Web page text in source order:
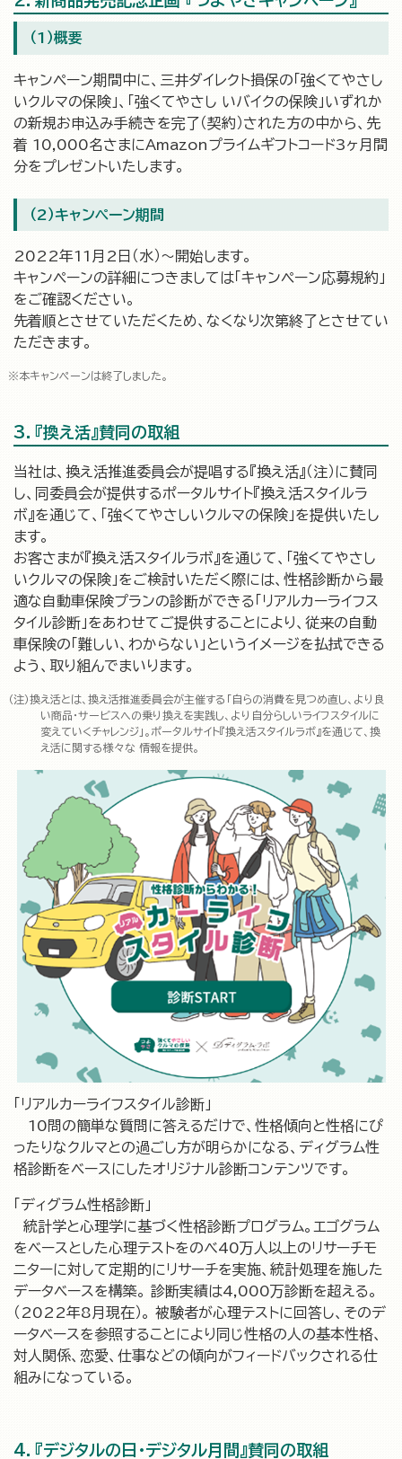
（1）概要
キャンペーン期間中に、三井ダイレクト損保の「強くてやさし
いクルマの保険」、「強くてやさし いバイクの保険」いずれか
の新規お申込み手続きを完了（契約）された方の中から、先
着 10,000名さまにAmazonプライムギフトコード3ヶ月間
分をプレゼントいたします。
（2）キャンペーン期間
2022年11月2日（水）～開始します。
キャンペーンの詳細につきましては「キャンペーン応募規約」
をご確認ください。
先着順とさせていただくため、なくなり次第終了とさせてい
ただきます。
本キャンペーンは終了しました。
3．『換え活』賛同の取組
当社は、換え活推進委員会が提唱する『換え活』（注）に賛同
し、同委員会が提供するポータルサイト『換え活スタイルラ
ボ』を通じて、「強くてやさしいクルマの保険」を提供いたし
ます。
お客さまが『換え活スタイルラボ』を通じて、「強くてやさし
いクルマの保険」をご検討いただく際には、性格診断から最
適な自動車保険プランの診断ができる「リアルカーライフス
タイル診断」をあわせてご提供することにより、従来の自動
車保険の「難しい、わからない」というイメージを払拭できる
よう、取り組んでまいります。
換え活とは、換え活推進委員会が主催する「自らの消費を見つめ直し、より良
い商品・サービスへの乗り換えを実践し、より自分らしいライフスタイルに
変えていくチャレンジ」。ポータルサイト『換え活スタイルラボ』を通じて、換
え活に関する様々な 情報を提供。
「リアルカーライフスタイル診断」
10問の簡単な質問に答えるだけで、性格傾向と性格にぴ
ったりなクルマとの過ごし方が明らかになる、ディグラム性
格診断をベースにしたオリジナル診断コンテンツです。
「ディグラム性格診断」
統計学と心理学に基づく性格診断プログラム。エゴグラム
をベースとした心理テストをのべ40万人以上のリサーチモ
ニターに対して定期的にリサーチを実施、統計処理を施した
データベースを構築。 診断実績は4,000万診断を超える。
（2022年8月現在）。 被験者が心理テストに回答し、そのデ
ータベースを参照することにより同じ性格の人の基本性格、
対人関係、恋愛、仕事などの傾向がフィードバックされる仕
組みになっている。
4．『デジタルの日・デジタル月間』賛同の取組